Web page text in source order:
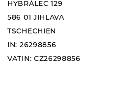
HYBRÁLEC 129
586 01 JIHLAVA
TSCHECHIEN
IN: 26298856
VATIN: CZ26298856